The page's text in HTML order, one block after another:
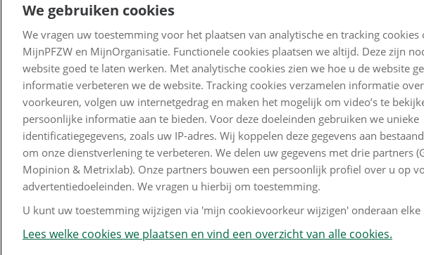
Overlijden
Scheiden of uit elkaar
gaan
Verlof
Kinderen
Waardeoverdracht
Nieuws
Voor de pers
PFZW Dichtbij
Werken bij PFZW
Responsible
Digitale
Disclaimer en copyright
We gebruiken cookies
We vragen uw toestemming voor het plaatsen van analytische en tracking cookies
MijnPFZW en MijnOrganisatie. Functionele cookies plaatsen we altijd. Deze zijn
website goed te laten werken. Met analytische cookies zien we hoe u de website
informatie verbeteren we de website. Tracking cookies verzamelen informatie
voorkeuren, volgen uw internetgedrag en maken het mogelijk om video’s te
persoonlijke informatie aan te bieden. Voor deze doeleinden gebruiken we unieke
identificatiegegevens, zoals uw IP-adres. Wij koppelen deze gegevens aan
om onze dienstverlening te verbeteren. We delen uw gegevens met drie partners
Mopinion & Metrixlab). Onze partners bouwen een persoonlijk profiel over u op
advertentiedoeleinden. We vragen u hierbij om toestemming.
U kunt uw toestemming wijzigen via 'mijn cookievoorkeur wijzigen' onderaan elke
Lees welke cookies we plaatsen en vind een overzicht van alle cookies.